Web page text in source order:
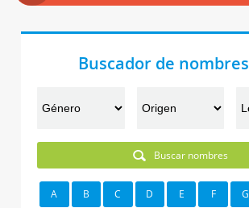
Buscador de nombres
Buscar nombres
A B C D E F G